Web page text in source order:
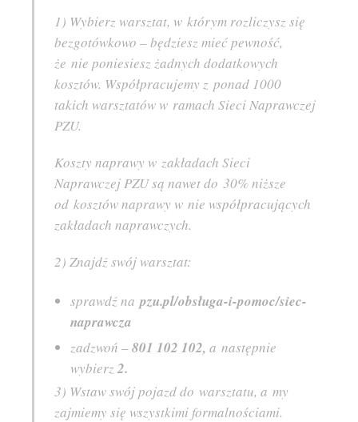
1) Wybierz warsztat, w którym rozliczysz się
bezgotówkowo – będziesz mieć pewność,
że nie poniesiesz żadnych dodatkowych
kosztów. Współpracujemy z ponad 1000
takich warsztatów w ramach Sieci Naprawczej
PZU.
Koszty naprawy w zakładach Sieci
Naprawczej PZU są nawet do 30% niższe
od kosztów naprawy w nie współpracujących
zakładach naprawczych.
2) Znajdź swój warsztat:
sprawdź na pzu.pl/obsługa-i-pomoc/siec-
naprawcza
zadzwoń –801 102 102, a następnie
wybierz2.
3) Wstaw swój pojazd do warsztatu, a my
zajmiemy się wszystkimi formalnościami.